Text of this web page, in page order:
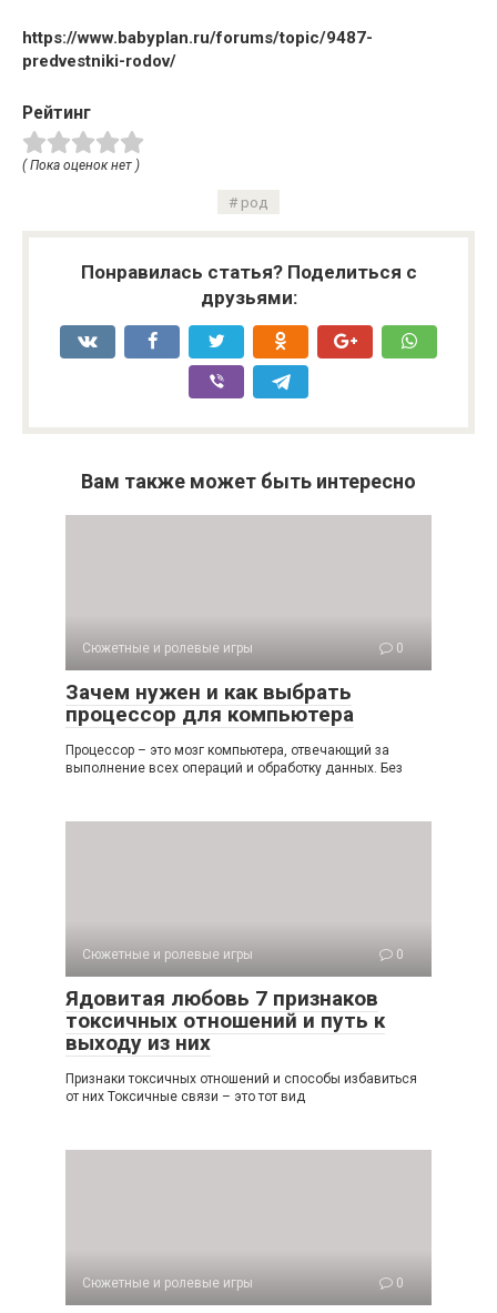
https://www.babyplan.ru/forums/topic/9487-
predvestniki-rodov/
Рейтинг
( Пока оценок нет )
род
Понравилась статья? Поделиться с
друзьями:
Вам также может быть интересно
Сюжетные и ролевые игры 0
Зачем нужен и как выбрать
процессор для компьютера
Процессор – это мозг компьютера, отвечающий за
выполнение всех операций и обработку данных. Без
Сюжетные и ролевые игры 0
Ядовитая любовь 7 признаков
токсичных отношений и путь к
выходу из них
Признаки токсичных отношений и способы избавиться
от них Токсичные связи – это тот вид
Сюжетные и ролевые игры 0